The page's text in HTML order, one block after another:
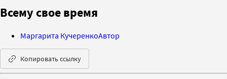
Всему свое время
Маргарита КучеренкоАвтор
Копировать ссылку